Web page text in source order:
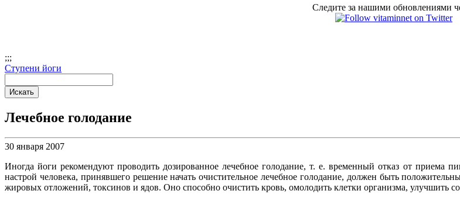
Следите за нашими обновлениями
;;;
Ступени йоги
Лечебное голодание
30 января 2007
Иногда йоги рекомендуют проводить дозированное лечебное голодание, т. е. временный отказ от приема
настрой человека, принявшего решение начать очистительное лечебное голодание, должен быть
жировых отложений, токсинов и ядов. Оно способно очистить кровь, омолодить клетки организма, улучшить